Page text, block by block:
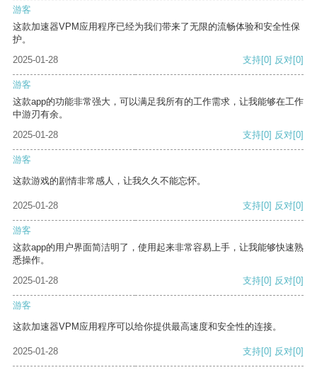
游客
这款加速器VPM应用程序已经为我们带来了无限的流畅体验和安全性保
护。
2025-01-28
支持[0] 反对[0]
游客
这款app的功能非常强大，可以满足我所有的工作需求，让我能够在工作
中游刃有余。
2025-01-28
支持[0] 反对[0]
游客
这款游戏的剧情非常感人，让我久久不能忘怀。
2025-01-28 支持[0] 反对[0]
游客
这款app的用户界面简洁明了，使用起来非常容易上手，让我能够快速熟
悉操作。
2025-01-28
支持[0] 反对[0]
游客
这款加速器VPM应用程序可以给你提供最高速度和安全性的连接。
2025-01-28 支持[0] 反对[0]